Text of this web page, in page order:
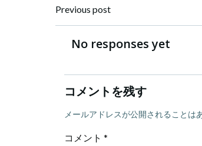
投
稿
ナ
ビ
ゲ
Previous post
No responses yet
コメントを残す
メールアドレスが公開されることは
コメント *